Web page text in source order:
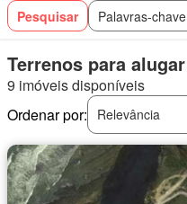
Pesquisar Palavras-chave
Terrenos para
9 imóveis disponíveis
Ordenar por:
Relevância